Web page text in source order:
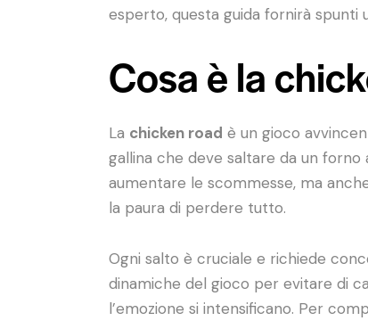
esperto, questa guida fornirà spunti
Cosa è la
La chicken road è un gioco
gallina che deve saltare da un
aumentare le scommesse, ma
la paura di perdere tutto.
Ogni salto è cruciale e richiede
dinamiche del gioco per evitare di
l’emozione si intensificano. Per